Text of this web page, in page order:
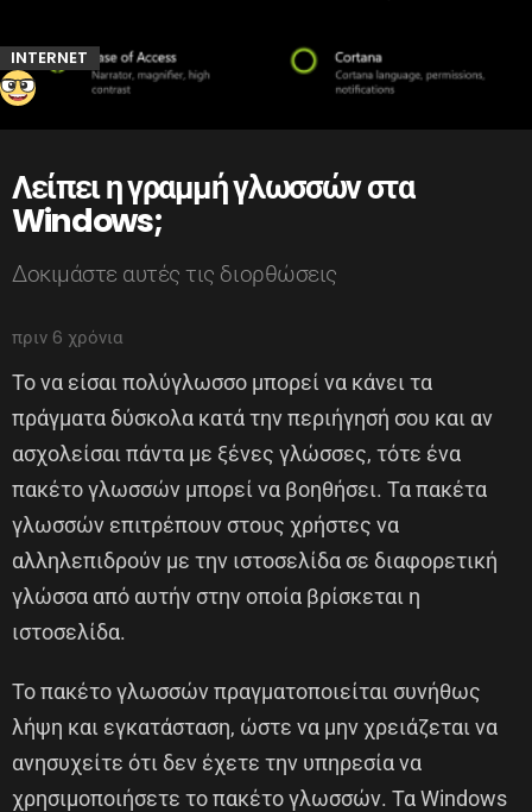
INTERNET
Λείπει η γραμμή γλωσσών στα
Windows;
Δοκιμάστε αυτές τις διορθώσεις
πριν 6 χρόνια
Το να είσαι πολύγλωσσο μπορεί να κάνει τα
πράγματα δύσκολα κατά την περιήγησή σου και αν
ασχολείσαι πάντα με ξένες γλώσσες, τότε ένα
πακέτο γλωσσών μπορεί να βοηθήσει. Τα πακέτα
γλωσσών επιτρέπουν στους χρήστες να
αλληλεπιδρούν με την ιστοσελίδα σε διαφορετική
γλώσσα από αυτήν στην οποία βρίσκεται η
ιστοσελίδα.
Το πακέτο γλωσσών πραγματοποιείται συνήθως
λήψη και εγκατάσταση, ώστε να μην χρειάζεται να
ανησυχείτε ότι δεν έχετε την υπηρεσία να
χρησιμοποιήσετε το πακέτο γλωσσών. Τα Windows